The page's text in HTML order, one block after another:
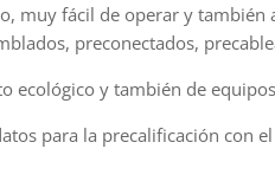
muy fácil de operar y también
preconectados,
ecológico y también de
para la precalificación con